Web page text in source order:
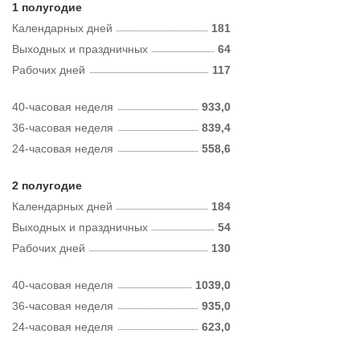
1 полугодие
Календарных дней
181
Рабочих дней 117
Выходных и праздничных 64
40-часовая неделя
933,0
36-часовая неделя
839,4
24-часовая неделя
558,6
2 полугодие
Календарных дней
184
Рабочих дней 130
Выходных и праздничных 54
40-часовая неделя
1039,0
36-часовая неделя
935,0
24-часовая неделя
623,0